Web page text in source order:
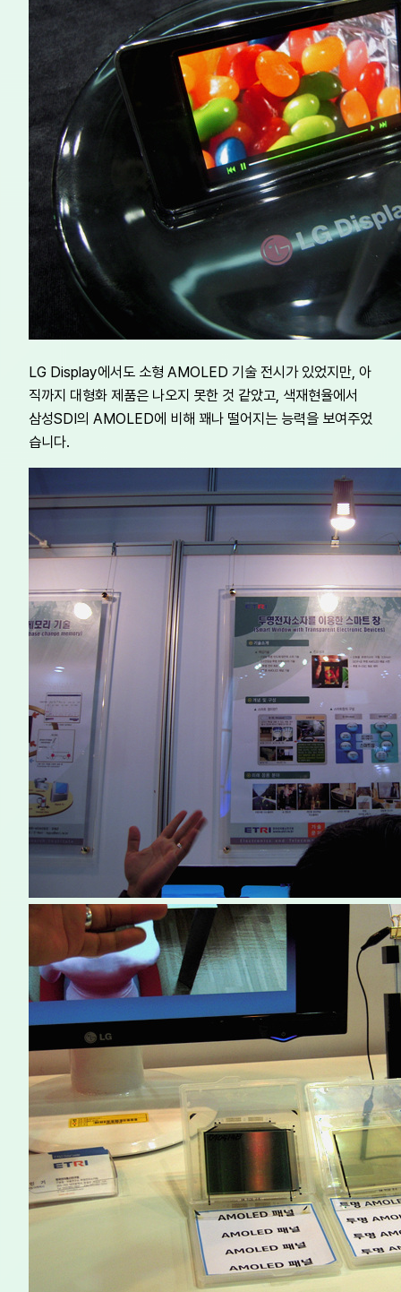
LG Display에서도 소형 AMOLED 기술 전시가 있었지만, 아
직까지 대형화 제품은 나오지 못한 것 같았고, 색재현율에서
삼성SDI의 AMOLED에 비해 꽤나 떨어지는 능력을 보여주었
습니다.